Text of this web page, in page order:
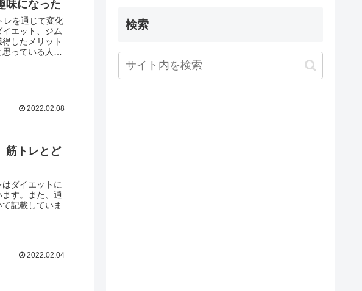
味になった
レを通じて変化
エット、ジム
したメリット
っている人に
2022.02.08
筋トレとど
ダイエットに
す。また、通
記載していま
2022.02.04
検索